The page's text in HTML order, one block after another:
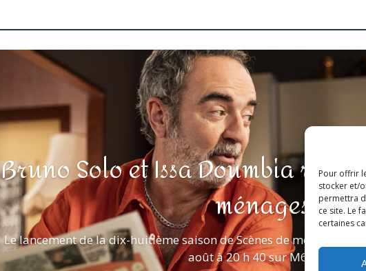
Pour offrir
stocker et/
permettra
ce site. Le
certaines
Bruno Solo et Issa Doumbia
ménages
Le lancement de la dix-huitième saison de Scènes de ménages
août à 20 h 40 sur M6. De...